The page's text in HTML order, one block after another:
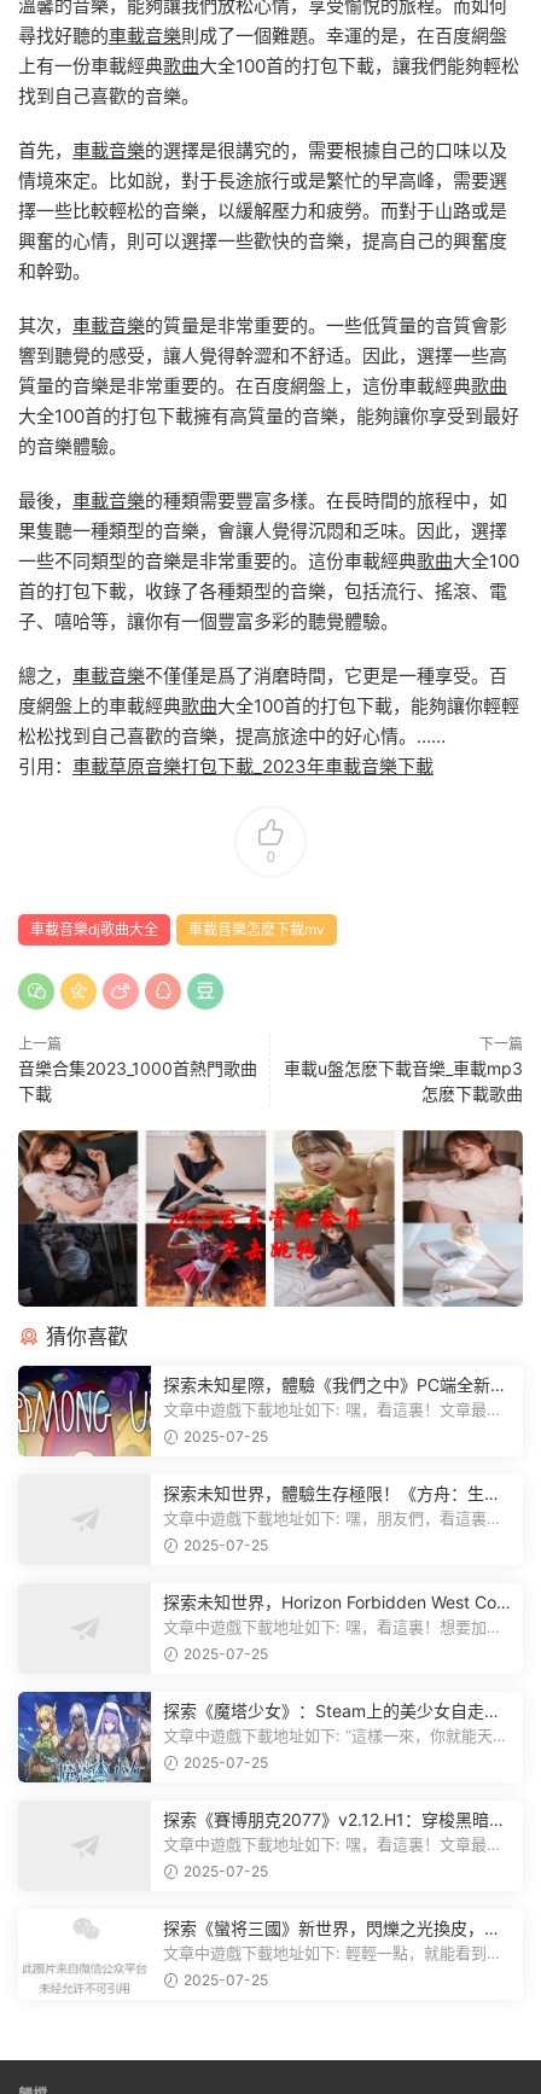
溫馨的音樂，能夠讓我們放松心情，享受愉悅的旅程。而如何
尋找好聽的車載音樂則成了一個難題。幸運的是，在百度網盤
上有一份車載經典歌曲大全100首的打包下載，讓我們能夠輕松
找到自己喜歡的音樂。
首先， 車載音樂的選擇是很講究的，需要根據自己的口味以及
情境來定。比如說，對于長途旅行或是繁忙的早高峰，需要選
擇一些比較輕松的音樂，以緩解壓力和疲勞。而對于山路或是
興奮的心情，則可以選擇一些歡快的音樂，提高自己的興奮度
和幹勁。
其次， 車載音樂的質量是非常重要的。一些低質量的音質會影
響到聽覺的感受，讓人覺得幹澀和不舒适。因此，選擇一些高
質量的音樂是非常重要的。在百度網盤上，這份車載經典歌曲
大全100首的打包下載擁有高質量的音樂，能夠讓你享受到最好
的音樂體驗。
最後， 車載音樂的種類需要豐富多樣。在長時間的旅程中，如
果隻聽一種類型的音樂，會讓人覺得沉悶和乏味。因此，選擇
一些不同類型的音樂是非常重要的。這份車載經典歌曲大全100
首的打包下載，收錄了各種類型的音樂，包括流行、搖滾、電
子、嘻哈等，讓你有一個豐富多彩的聽覺體驗。
總之， 車載音樂不僅僅是爲了消磨時間，它更是一種享受。百
度網盤上的車載經典歌曲大全100首的打包下載，能夠讓你輕輕
松松找到自己喜歡的音樂，提高旅途中的好心情。……
引用： 車載草原音樂打包下載_2023年車載音樂下載
0
車載音樂dj歌曲大全 車載音樂怎麽下載mv
上一篇
音樂合集2023_1000首熱門歌曲
下載
下一篇
車載u盤怎麽下載音樂_車載mp3
怎麽下載歌曲
猜你喜歡
探索未知星際，體驗《我們之中》PC端全新版
本
文章中遊戲下載地址如下: 嘿，看這裏！文章最後
有個圖片，點一下就能加入我們遊...
2025-07-25
探索未知世界，體驗生存極限！《方舟：生存
飛升》v38.9中文版全新升級！
文章中遊戲下載地址如下: 嘿，朋友們，看這裏！
《方舟：生存飛升》這個遊戲超火...
2025-07-25
探索未知世界，Horizon Forbidden West Com
plete Edition正式發布！
文章中遊戲下載地址如下: 嘿，看這裏！想要加入
遊戲資源分享群，就點文章最後那...
2025-07-25
探索《魔塔少女》：Steam上的美少女自走
棋，戰鬥與策略的雙重盛宴！
文章中遊戲下載地址如下: “這樣一來，你就能天天
2025-07-25
探索《賽博朋克2077》v2.12.H1：穿梭黑暗都
市，感受未來世界的震撼
文章中遊戲下載地址如下: 嘿，看這裏！文章最後
有個圖片，點一下就能加入我們的...
2025-07-25
探索《蠻将三國》新世界，閃爍之光換皮，共
赴手遊盛宴！
文章中遊戲下載地址如下: 輕輕一點，就能看到原
文。 滑動一下屏幕，就能看到...
2025-07-25